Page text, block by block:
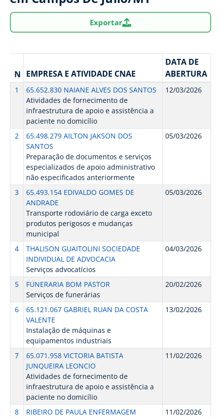
Exportar
N EMPRESA E ATIVIDADE CNAE
DATA DE
ABERTURA
1
65.652.830 NAIANE ALVES DOS SANTOS
Atividades de fornecimento de
infraestrutura de apoio e assistência a
paciente no domicílio
12/03/2026
2
65.498.279 AILTON JAKSON DOS
SANTOS
Preparação de documentos e serviços
especializados de apoio administrativo
não especificados anteriormente
05/03/2026
3
65.493.154 EDIVALDO GOMES DE
ANDRADE
Transporte rodoviário de carga exceto
produtos perigosos e mudanças
municipal
05/03/2026
4
THALISON GUAITOLINI SOCIEDADE
INDIVIDUAL DE ADVOCACIA
Serviços advocatícios
04/03/2026
5
FUNERARIA BOM PASTOR
Serviços de funerárias
20/02/2026
6
65.121.067 GABRIEL RUAN DA COSTA
VALENTE
Instalação de máquinas e
equipamentos industriais
13/02/2026
7
65.071.958 VICTORIA BATISTA
JUNQUEIRA LEONCIO
Atividades de fornecimento de
infraestrutura de apoio e assistência a
paciente no domicílio
11/02/2026
8
RIBEIRO DE PAULA ENFERMAGEM
11/02/2026